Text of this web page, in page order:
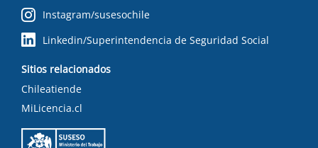
Instagram/susesochile
Linkedin/Superintendencia de Seguridad Social
Sitios relacionados
Chileatiende
MiLicencia.cl